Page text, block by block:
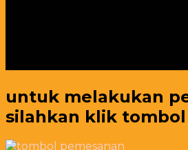
untuk melakukan
silahkan klik